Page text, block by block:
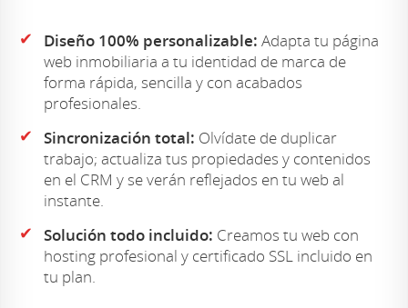
✔ Diseño 100% personalizable: Adapta tu página
web inmobiliaria a tu identidad de marca de
forma rápida, sencilla y con acabados
profesionales.
✔ Sincronización total: Olvídate de duplicar
trabajo; actualiza tus propiedades y contenidos
en el CRM y se verán reflejados en tu web al
instante.
✔ Solución todo incluido: Creamos tu web con
hosting profesional y certificado SSL incluido en
tu plan.